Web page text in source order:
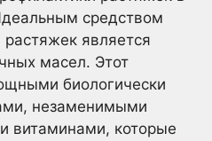
средством
является
масел. Этот
биологически
незаменимыми
витаминами, которые